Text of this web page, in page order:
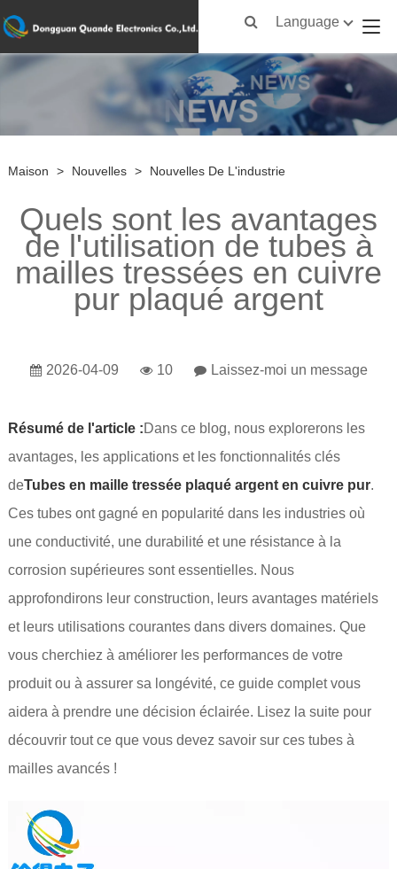
Language
Maison > Nouvelles > Nouvelles De L'industrie
Quels sont les avantages
de l'utilisation de tubes à
mailles tressées en cuivre
pur plaqué argent
2026-04-09 10 Laissez-moi un message
Résumé de l'article :Dans ce blog, nous explorerons les
avantages, les applications et les fonctionnalités clés
deTubes en maille tressée plaqué argent en cuivre pur.
Ces tubes ont gagné en popularité dans les industries où
une conductivité, une durabilité et une résistance à la
corrosion supérieures sont essentielles. Nous
approfondirons leur construction, leurs avantages matériels
et leurs utilisations courantes dans divers domaines. Que
vous cherchiez à améliorer les performances de votre
produit ou à assurer sa longévité, ce guide complet vous
aidera à prendre une décision éclairée. Lisez la suite pour
découvrir tout ce que vous devez savoir sur ces tubes à
mailles avancés !